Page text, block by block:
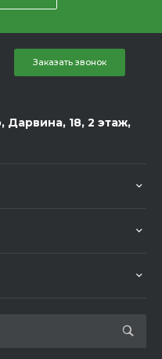
Заказать звонок
Дарвина, 18, 2 этаж,